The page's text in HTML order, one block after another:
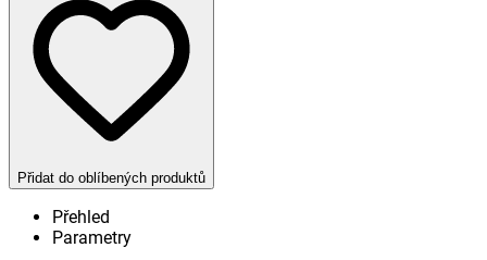
Přidat do oblíbených produktů
Přehled
Parametry